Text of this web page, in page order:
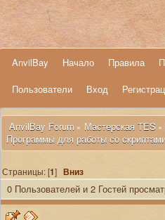
AnvilBay Начало Правила
Пользователи
Вход
AnvilBay Forum » Мастерская TES »
Программы для работы со
Страницы: [1]Вниз
0 Пользователей и 2 Гостей